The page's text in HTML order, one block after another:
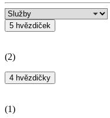
5 hvězdiček
(2)
4 hvězdičky
(1)